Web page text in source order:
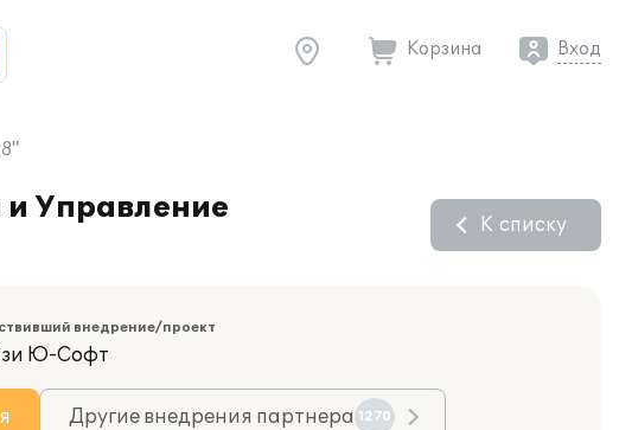
Корзина Вход
Управление
К списку
внедрение/проект
Ю-Софт
Другие внедрения партнера 1270